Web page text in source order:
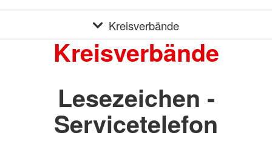
Kreisverbände
Kreisverbände
Lesezeichen -
Servicetelefon